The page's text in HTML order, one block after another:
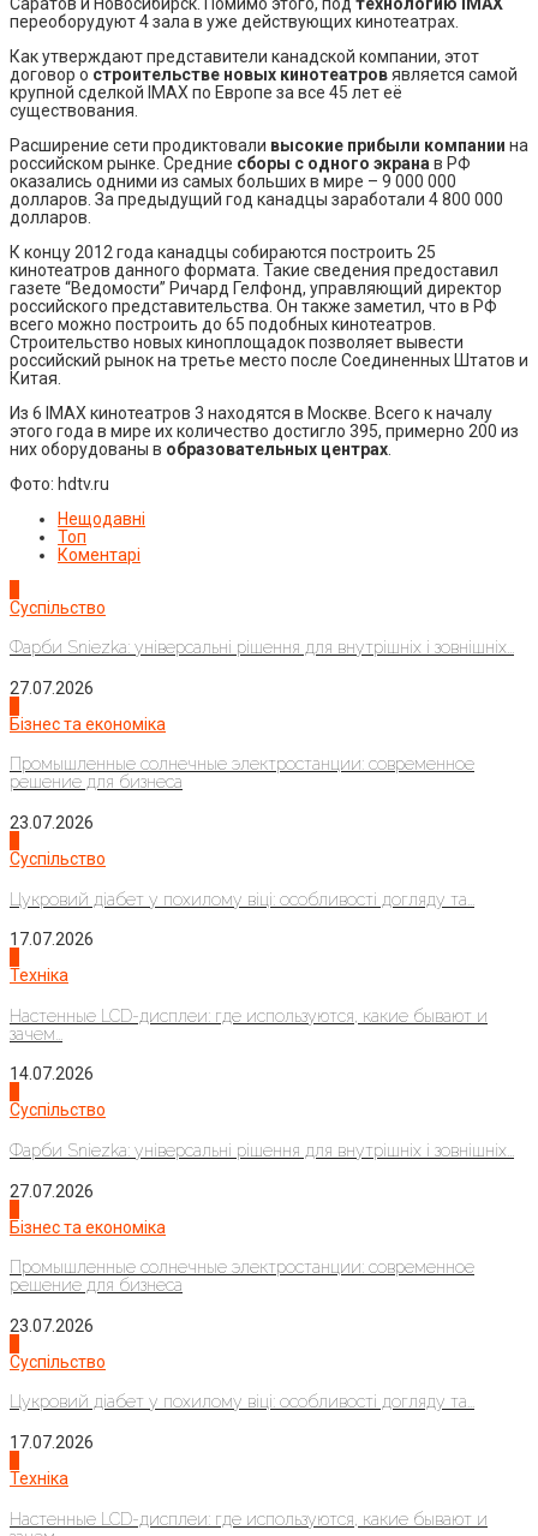
переоборудуют 4 зала в уже действующих кинотеатрах.
Как утверждают представители канадской компании, этот
договор о строительстве новых кинотеатровявляется самой
крупной сделкой IMAX по Европе за все 45 лет её
существования.
Расширение сети продиктовали высокие прибыли компании на
российском рынке. Средние сборы с одного экрана в РФ
оказались одними из самых больших в мире – 9 000 000
долларов. За предыдущий год канадцы заработали 4 800 000
долларов.
К концу 2012 года канадцы собираются построить 25
кинотеатров данного формата. Такие сведения предоставил
газете “Ведомости” Ричард Гелфонд, управляющий директор
российского представительства. Он также заметил, что в РФ
всего можно построить до 65 подобных кинотеатров.
Строительство новых киноплощадок позволяет вывести
российский рынок на третье место после Соединенных Штатов и
Китая.
Из 6 IMAX кинотеатров 3 находятся в Москве. Всего к началу
этого года в мире их количество достигло 395, примерно 200 из
них оборудованы в образовательных центрах
Фото: hdtv.ru
Нещодавні
Топ
Коментарі
Суспільство
Фарби Sniezka: універсальні рішення для внутрішніх і зовнішніх...
27.07.2026
Бізнес та економіка
Промышленные солнечные электростанции: современное
решение для бизнеса
23.07.2026
Суспільство
Цукровий діабет у похилому віці: особливості догляду та...
17.07.2026
Техніка
Настенные LCD-дисплеи: где используются, какие бывают и
зачем...
14.07.2026
Суспільство
Фарби Sniezka: універсальні рішення для внутрішніх і зовнішніх...
27.07.2026
Бізнес та економіка
Промышленные солнечные электростанции: современное
решение для бизнеса
23.07.2026
Суспільство
Цукровий діабет у похилому віці: особливості догляду та...
17.07.2026
Техніка
Настенные LCD-дисплеи: где используются, какие бывают и